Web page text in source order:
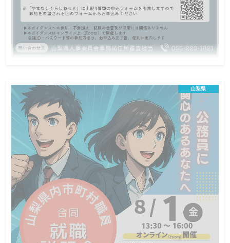
オンライン説明会 地方公務員
日程 この説明会は終了しました
対象 山梨県職員として働くことを希望または検討している方
定員 第1部、第2部ともに290名
締切 令和8年1月19日（月）～2月23日（月）
山梨県職員として働くことを希望または検討している方を対象と
した「山梨県職員採用ＷＥＢガイダンス」を次のとおり開催しま
す。 新採用職員による受験・職場体験談や、中堅職員によるキャ
リア体験談・職種別業務説明等とあわせて、県の試験制度の説明
山梨県